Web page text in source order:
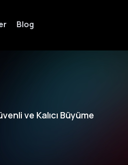
Blog
ve Kalıcı Büyüme